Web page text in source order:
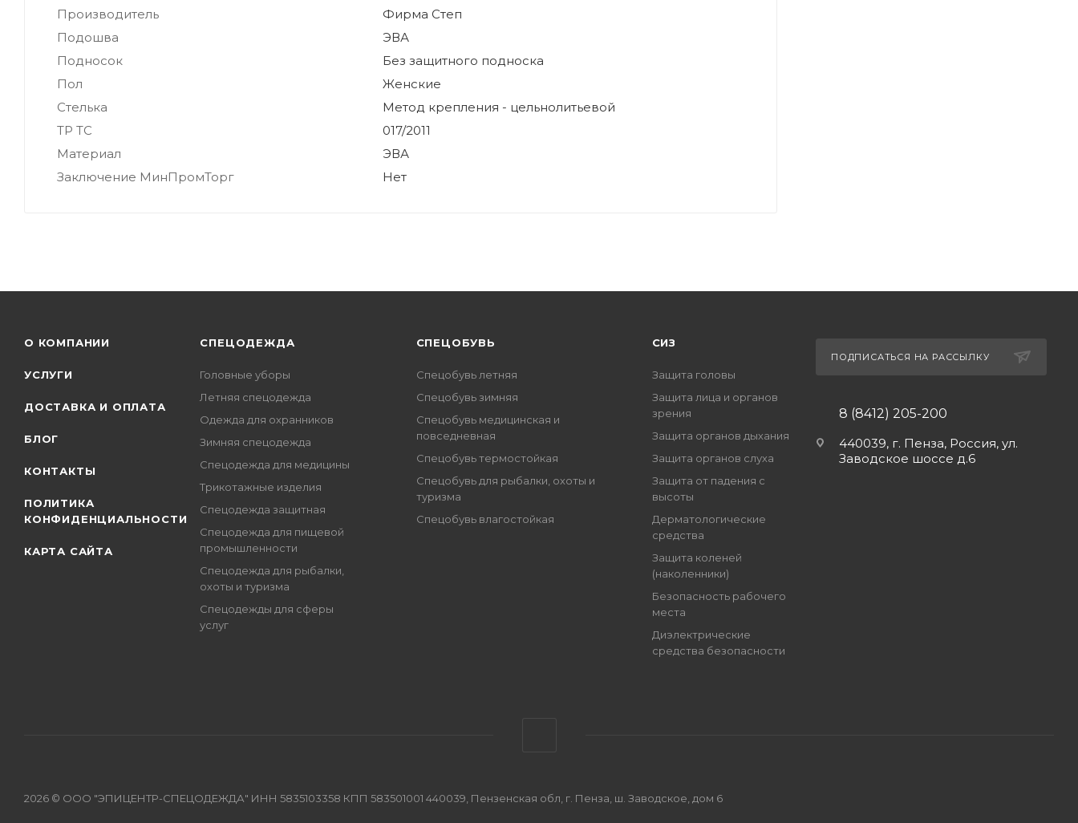
Производитель
Фирма Степ
Подошва
ЭВА
Подносок
Без защитного подноска
Пол
Женские
Стелька
Метод крепления - цельнолитьевой
ТР ТС
017/2011
Материал
ЭВА
Заключение МинПромТорг
Нет
О КОМПАНИИ
УСЛУГИ
ДОСТАВКА И ОПЛАТА
БЛОГ
КОНТАКТЫ
ПОЛИТИКА
КОНФИДЕНЦИАЛЬНОСТИ
КАРТА САЙТА
СПЕЦОДЕЖДА
Головные уборы
Летняя спецодежда
Одежда для охранников
Зимняя спецодежда
Спецодежда для медицины
Трикотажные изделия
Спецодежда защитная
Спецодежда для пищевой
промышленности
Спецодежда для рыбалки,
охоты и туризма
Спецодежды для сферы
услуг
CПЕЦОБУВЬ
Спецобувь летняя
Спецобувь зимняя
Спецобувь медицинская и
повседневная
Спецобувь термостойкая
Спецобувь для рыбалки, охоты и
туризма
Спецобувь влагостойкая
СИЗ
Защита головы
Защита лица и органов
зрения
Защита органов дыхания
Защита органов слуха
Защита от падения с
высоты
Дерматологические
средства
Защита коленей
(наколенники)
Безопасность рабочего
места
Диэлектрические
средства безопасности
ПОДПИСАТЬСЯ НА РАССЫЛКУ
8 (8412) 205-200
440039, г. Пенза, Россия, ул.
Заводское шоссе д.6
2026 © ООО "ЭПИЦЕНТР-СПЕЦОДЕЖДА" ИНН 5835103358 КПП 583501001 440039, Пензенская обл, г. Пенза, ш. Заводское, дом 6